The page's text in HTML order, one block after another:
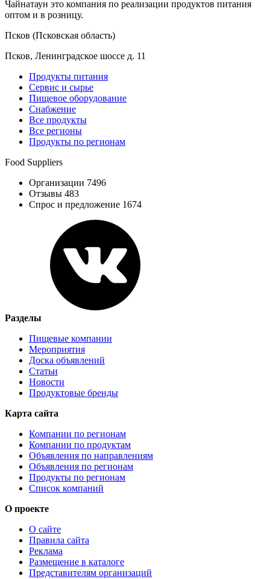
Чайнатаун это компания по реализации продуктов питания
оптом и в розницу.
Псков (Псковская область)
Псков, Ленинградское шоссе д. 11
Продукты питания
Сервис и сырье
Пищевое оборудование
Снабжение
Все продукты
Все регионы
Продукты по регионам
Food Suppliers
Организации 7496
Отзывы 483
Спрос и предложение 1674
Разделы
Пищевые компании
Мероприятия
Доска объявлений
Статьи
Новости
Продуктовые бренды
Карта сайта
Компании по регионам
Компании по продуктам
Объявления по направлениям
Объявления по регионам
Продукты по регионам
Список компаний
О проекте
О сайте
Правила сайта
Реклама
Размещение в каталоге
Представителям организаций